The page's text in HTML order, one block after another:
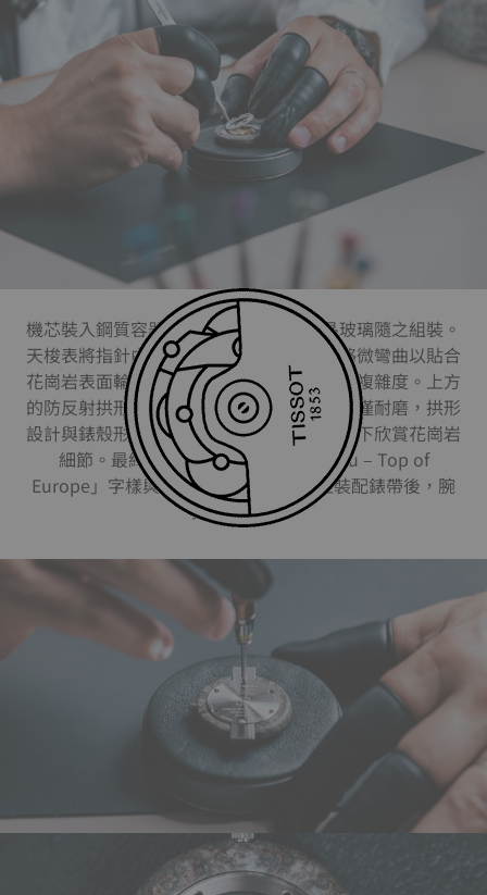
機芯裝入鋼質容器後，指針與藍寶石水晶玻璃隨之組裝。
天梭表將指針由衝壓黃銅製成，經拋光並略微彎曲以貼合
花崗岩表面輪廓，此舉大幅提升組裝精度與複雜度。上方
的防反射拱形藍寶石水晶鏡面保護面盤，不僅耐磨，拱形
設計與錶殼形狀呼應，使佩戴者能在無眩光下欣賞花崗岩
細節。最終工序為後蓋鑲刻「Jungfrau – Top of
Europe」字樣與專屬序號，旋緊固定並裝配錶帶後，腕
錶正式完成。